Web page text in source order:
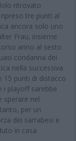
ritrovato
tre punti al
ancora solo uno
Frau, insieme
anno al sesto
condanna dei
nella successiva
15 punti di distacco
i playoff sarebbe
sperare nel
per un
dei sarrabesi e
in casa